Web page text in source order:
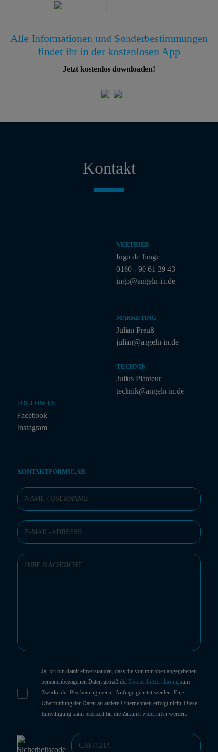
Alle Informationen und Sonderbestimmungen
findet ihr in der kostenlosen App
Jetzt kostenlos downloaden!
Kontakt
VERTRIEB
Ingo de Jonge
0160 - 90 61 39 43
ingo@angeln-in.de
MARKETING
Julian Preuß
julian@angeln-in.de
TECHNIK
Julius Planteur
technik@angeln-in.de
FOLLOW US
Facebook
Instagram
KONTAKTFORMULAR
Ja, ich bin damit einverstanden, dass die von mir oben angegebenen
personenbezogenen Daten gemäß der Datenschutzerklärung zum
Zwecke der Bearbeitung meiner Anfrage genutzt werden. Eine
Übermittlung der Daten an andere Unternehmen erfolgt nicht. Diese
Einwilligung kann jederzeit für die Zukunft widerrufen werden.